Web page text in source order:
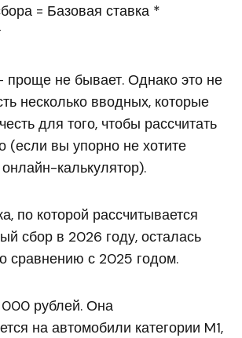
= Базовая ставка *
проще не бывает. Однако это не
несколько вводных, которые
для того, чтобы рассчитать
(если вы упорно не хотите
калькулятор).
по которой рассчитывается
сбор в 2026 году, осталась
сравнению с 2025 годом.
000 рублей. Она
на автомобили категории M1,